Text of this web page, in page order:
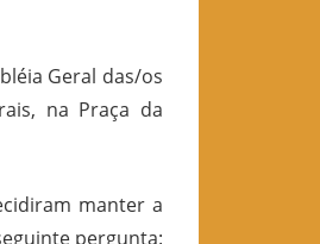
Geral das/os
na Praça da
manter a
pergunta: